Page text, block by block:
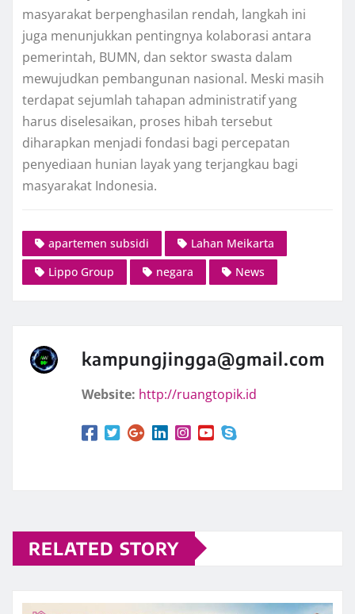
masyarakat berpenghasilan rendah, langkah ini
juga menunjukkan pentingnya kolaborasi antara
pemerintah, BUMN, dan sektor swasta dalam
mewujudkan pembangunan nasional. Meski masih
terdapat sejumlah tahapan administratif yang
harus diselesaikan, proses hibah tersebut
diharapkan menjadi fondasi bagi percepatan
penyediaan hunian layak yang terjangkau bagi
masyarakat Indonesia.
apartemen subsidi
Lahan Meikarta
Lippo Group
negara News
kampungjingga@gmail.com
Website: http://ruangtopik.id
RELATED STORY